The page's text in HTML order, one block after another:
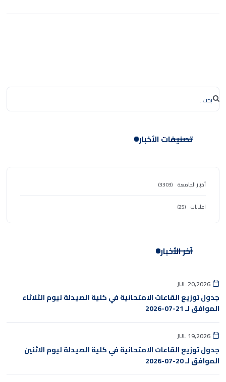
تصنيفات الأخبار
أخبار الجامعة (3303)
اعلانات (25)
آخر الأخبار
JUL 20,2026
جدول توزيع القاعات الامتحانية في كلية الصيدلة ليوم الثلاثاء
الموافق لـ 21-07-2026
JUL 19,2026
جدول توزيع القاعات الامتحانية في كلية الصيدلة ليوم الاثنين
الموافق لـ 20-07-2026